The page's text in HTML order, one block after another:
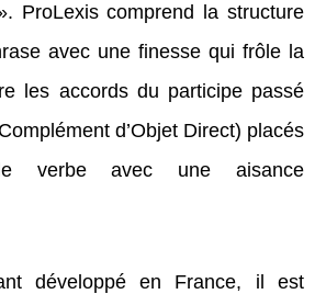
ProLexis comprend la structure
avec une finesse qui frôle la
les accords du participe passé
d’Objet Direct) placés
verbe avec une aisance
développé en France, il est